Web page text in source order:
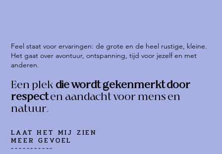
Feel staat voor ervaringen: de grote en de heel rustige, kleine.
Het gaat over avontuur, ontspanning, tijd voor jezelf en met
anderen.
Een plek die wordt gekenmerkt door
respecten aandacht voor mens en
natuur.
LAAT HET MIJ ZIEN
MEER GEVOEL
-----------